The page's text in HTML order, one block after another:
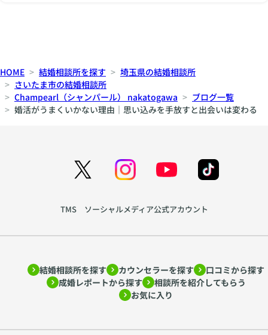
HOME 結婚相談所を探す
埼玉県の結婚相談所
さいたま市の結婚相談所
Champearl（シャンパール） nakatogawa
ブログ一覧
婚活がうまくいかない理由｜思い込みを手放すと出会いは変わる
TMS ソーシャルメディア公式アカウント
結婚相談所を探す カウンセラーを探す
口コミから探す
成婚レポートから探す
相談所を紹介してもらう
お気に入り